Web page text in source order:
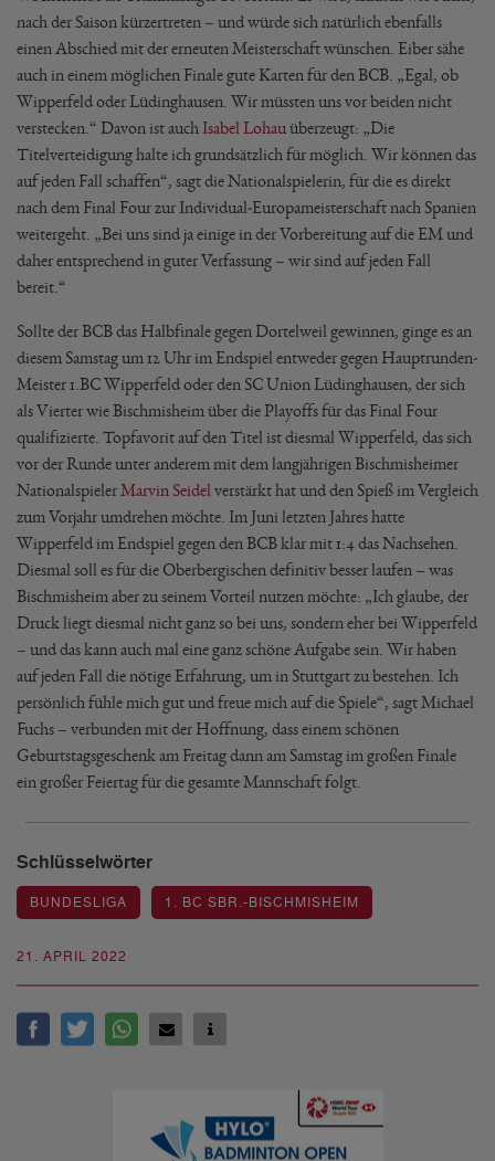
21. APRIL 2022
nach der Saison kürzertreten – und würde sich natürlich ebenfalls
einen Abschied mit der erneuten Meisterschaft wünschen. Eiber sähe
auch in einem möglichen Finale gute Karten für den BCB. „Egal, ob
Wipperfeld oder Lüdinghausen. Wir müssten uns vor beiden nicht
verstecken.“ Davon ist auch Isabel Lohau überzeugt: „Die
Titelverteidigung halte ich grundsätzlich für möglich. Wir können das
auf jeden Fall schaffen“, sagt die Nationalspielerin, für die es direkt
nach dem Final Four zur Individual-Europameisterschaft nach Spanien
weitergeht. „Bei uns sind ja einige in der Vorbereitung auf die EM und
daher entsprechend in guter Verfassung – wir sind auf jeden Fall
bereit.“
Sollte der BCB das Halbfinale gegen Dortelweil gewinnen, ginge es an
diesem Samstag um 12 Uhr im Endspiel entweder gegen Hauptrunden-
Meister 1.BC Wipperfeld oder den SC Union Lüdinghausen, der sich
als Vierter wie Bischmisheim über die Playoffs für das Final Four
qualifizierte. Topfavorit auf den Titel ist diesmal Wipperfeld, das sich
vor der Runde unter anderem mit dem langjährigen Bischmisheimer
NationalspielerMarvin Seidel verstärkt hat und den Spieß im Vergleich
zum Vorjahr umdrehen möchte. Im Juni letzten Jahres hatte
Wipperfeld im Endspiel gegen den BCB klar mit 1:4 das Nachsehen.
Diesmal soll es für die Oberbergischen definitiv besser laufen – was
Bischmisheim aber zu seinem Vorteil nutzen möchte: „Ich glaube, der
Druck liegt diesmal nicht ganz so bei uns, sondern eher bei Wipperfeld
– und das kann auch mal eine ganz schöne Aufgabe sein. Wir haben
auf jeden Fall die nötige Erfahrung, um in Stuttgart zu bestehen. Ich
persönlich fühle mich gut und freue mich auf die Spiele“, sagt Michael
Fuchs – verbunden mit der Hoffnung, dass einem schönen
Geburtstagsgeschenk am Freitag dann am Samstag im großen Finale
ein großer Feiertag für die gesamte Mannschaft folgt.
Schlüsselwörter
BUNDESLIGA 1. BC SBR.-BISCHMISHEIM